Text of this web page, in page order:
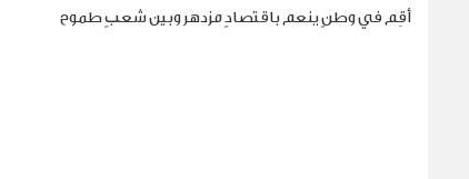
أقِم في وطنٍ ينعم باقتصادٍ مزدهر وبين شعبٍ طموح